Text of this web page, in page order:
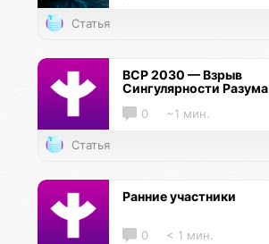
Статья
ВСР 2030 — Взрыв
Сингулярности Разума
0 ~1 мин.
Статья
Ранние участники
0 < 1 мин.